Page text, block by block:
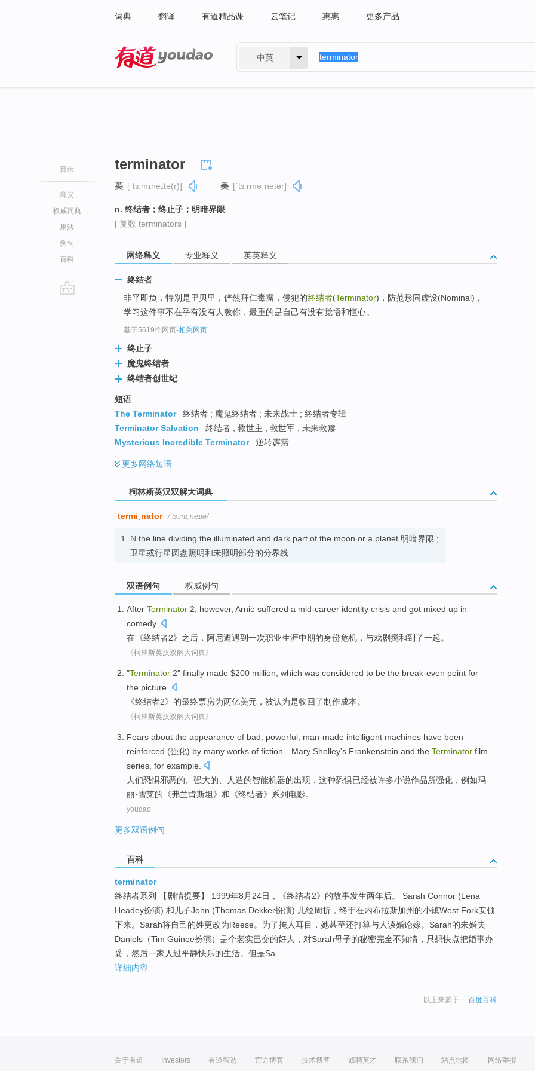
词典 翻译 有道精品课 云笔记 惠惠 更多产品
中英
目录
释义
权威词典
用法
例句
百科
terminator
英 [ˈtɜːmɪneɪtə(r)] 美 [ˈtɜːrməˌnetər]
n. 终结者；终止子；明暗界限
[ 复数 terminators ]
网络释义 专业释义 英英释义
终结者
非平即负，特别是里贝里，俨然拜仁毒瘤，侵犯的终结者(Terminator)，防范形同虚设(Nominal)，
学习这件事不在乎有没有人教你，最重的是自己有没有觉悟和恒心。
基于5619个网页-相关网页
终止子
魔鬼终结者
终结者创世纪
短语
The Terminator
终结者 ; 魔鬼终结者 ; 未来战士 ; 终结者专辑
Terminator Salvation
终结者 ; 救世主 ; 救世军 ; 未来救赎
Mysterious Incredible Terminator
逆转霹雳
更多网络短语
柯林斯英汉双解大词典
ˈtermiˌnator /ˈtɜːmɪˌneɪtə/
1. N the line dividing the illuminated and dark part of the moon or a planet 明暗界限 ;
卫星或行星圆盘照明和未照明部分的分界线
双语例句 权威例句
After Terminator 2, however, Arnie suffered a mid-career identity crisis and got mixed up in
comedy.
在 《终结者2》之后，阿尼遭遇到一次职业生涯中期的身份危机 ， 与戏剧搅和到了一起。
《柯林斯英汉双解大词典》
"Terminator 2" finally made $200 million, which was considered to be the break-even point for
the picture.
《终结者2》的最终票房为两亿美元， 被认为是收回了制作成本。
《柯林斯英汉双解大词典》
Fears about the appearance of bad, powerful, man-made intelligent machines have been
reinforced (强化) by many works of fiction—Mary Shelley's Frankenstein and the Terminator film
series, for example.
人们恐惧邪恶的、强大的、人造的智能机器的出现，这种恐惧已经被许多小说作品所强化，例如玛
丽·雪莱的《弗兰肯斯坦》和《终结者》系列电影。
youdao
更多双语例句
百科
terminator
终结者系列 【剧情提要】 1999年8月24日，《终结者2》的故事发生两年后。 Sarah Connor (Lena
Headey扮演) 和儿子John (Thomas Dekker扮演) 几经周折，终于在内布拉斯加州的小镇West Fork安顿
下来。Sarah将自己的姓更改为Reese。为了掩人耳目，她甚至还打算与人谈婚论嫁。Sarah的未婚夫
Daniels（Tim Guinee扮演）是个老实巴交的好人，对Sarah母子的秘密完全不知情，只想快点把婚事办
妥，然后一家人过平静快乐的生活。但是Sa...
详细内容
以上来源于： 百度百科
关于有道 Investors 有道智选 官方博客 技术博客 诚聘英才 联系我们 站点地图 网络举报